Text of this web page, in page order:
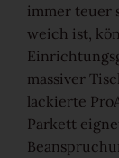
immer teuer
weich ist,
massiver
lackierte
Parkett